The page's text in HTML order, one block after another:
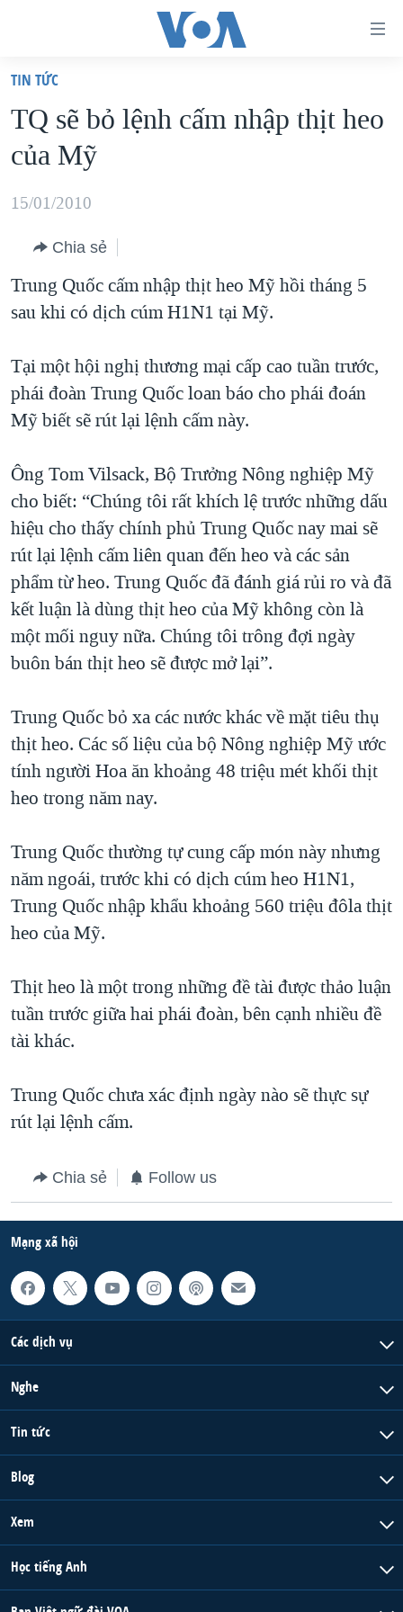
truy
cập
Tới
dung
chính
điều
hướng
Đi
tới
"Tìm"
VIỆT NAM
HOA KỲ
BIỂN ĐÔNG
BLOG
DIỄN ĐÀN
MỤC
TỰ DO BÁO CHÍ
VẠCH TRẦN TIN GIẢ
NGƯỜI VIỆT HẢI NGOẠI
KINH TẾ
KHOA HỌC
SỨC KHOẺ
VĂN HOÁ
THỂ THAO
GIÁO DỤC
CHUYÊN ĐỀ
CHIẾN TRANH THƯƠNG MẠI CỦA MỸ: QUÁ KHỨ VÀ HIỆN
MỘT NĂM CHIẾN TRANH TẠI DẢI GAZA
GIẢI MÃ VÀNH ĐAI & CON ĐƯỜNG
NGÀY TỊ NẠN THẾ GIỚI
TRỊNH VĨNH BÌNH - NGƯỜI HẠ 'BÊN THẮNG CUỘC'
GROUND ZERO – XƯA VÀ NAY
CHI PHÍ CHIẾN TRANH AFGHANISTAN
CÁC GIÁ TRỊ CỘNG HÒA Ở VIỆT NAM
TRỊNH VĨNH BÌNH VS. CHÍNH PHỦ VIỆT NAM
NGƯ DÂN VIỆT VÀ LÀN SÓNG TRỘM HẢI SÂM
BÊN KIA QUỐC LỘ: TIẾNG VỌNG TỪ NÔNG THÔN MỸ
HỌC TIẾNG ANH
VIDEO
MẠNG XÃ HỘI
Ngôn ngữ khác
TIN TỨC
TQ sẽ bỏ lệnh cấm nhập thịt heo
của Mỹ
15/01/2010
Chia sẻ
Trung Quốc cấm nhập thịt heo Mỹ hồi tháng 5
sau khi có dịch cúm H1N1 tại Mỹ.
Tại một hội nghị thương mại cấp cao tuần trước,
phái đoàn Trung Quốc loan báo cho phái đoán
Mỹ biết sẽ rút lại lệnh cấm này.
Ông Tom Vilsack, Bộ Trưởng Nông nghiệp Mỹ
cho biết: “Chúng tôi rất khích lệ trước những dấu
hiệu cho thấy chính phủ Trung Quốc nay mai sẽ
rút lại lệnh cấm liên quan đến heo và các sản
phẩm từ heo. Trung Quốc đã đánh giá rủi ro và đã
kết luận là dùng thịt heo của Mỹ không còn là
một mối nguy nữa. Chúng tôi trông đợi ngày
buôn bán thịt heo sẽ được mở lại”.
Trung Quốc bỏ xa các nước khác về mặt tiêu thụ
thịt heo. Các số liệu của bộ Nông nghiệp Mỹ ước
tính người Hoa ăn khoảng 48 triệu mét khối thịt
heo trong năm nay.
Trung Quốc thường tự cung cấp món này nhưng
năm ngoái, trước khi có dịch cúm heo H1N1,
Trung Quốc nhập khẩu khoảng 560 triệu đôla thịt
heo của Mỹ.
Thịt heo là một trong những đề tài được thảo luận
tuần trước giữa hai phái đoàn, bên cạnh nhiều đề
tài khác.
Trung Quốc chưa xác định ngày nào sẽ thực sự
rút lại lệnh cấm.
Chia sẻ Follow us
Mạng xã hội
Các dịch vụ
Nghe
Tin tức
Blog
Xem
Học tiếng Anh